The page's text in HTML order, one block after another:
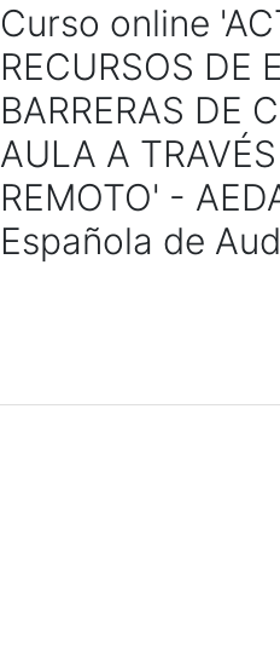
Curso online
RECURSOS DE
BARRERAS DE
AULA A
REMOTO' -
Española de